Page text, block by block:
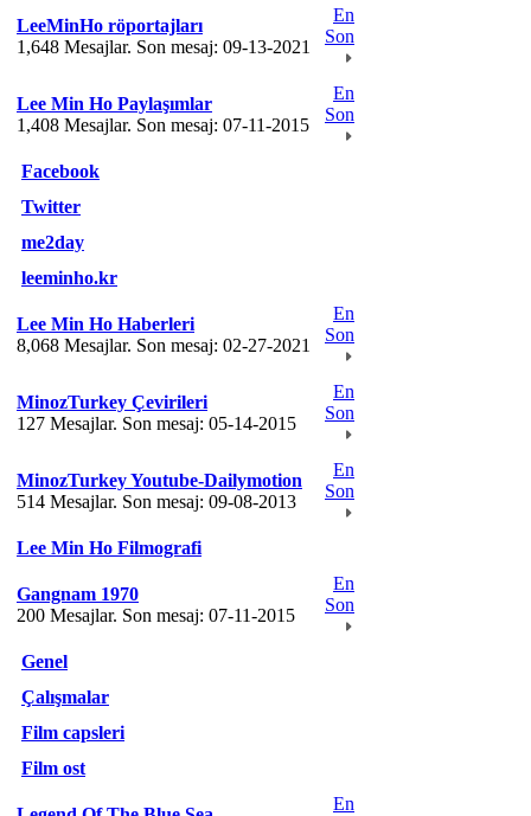
LeeMinHo röportajları
1,648 Mesajlar. Son mesaj: 09-13-2021
En
Son
Lee Min Ho Paylaşımlar
1,408 Mesajlar. Son mesaj: 07-11-2015
En
Son
Facebook
Twitter
me2day
leeminho.kr
Lee Min Ho Haberleri
8,068 Mesajlar. Son mesaj: 02-27-2021
En
Son
MinozTurkey Çevirileri
127 Mesajlar. Son mesaj: 05-14-2015
En
Son
MinozTurkey Youtube-Dailymotion
514 Mesajlar. Son mesaj: 09-08-2013
En
Son
Lee Min Ho Filmografi
Gangnam 1970
200 Mesajlar. Son mesaj: 07-11-2015
En
Son
Genel
Çalışmalar
Film capsleri
Film ost
En